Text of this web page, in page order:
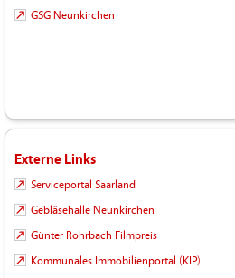
GSG Neunkirchen
Externe Links
Serviceportal Saarland
Gebläsehalle Neunkirchen
Günter Rohrbach Filmpreis
Kommunales Immobilienportal (KIP)